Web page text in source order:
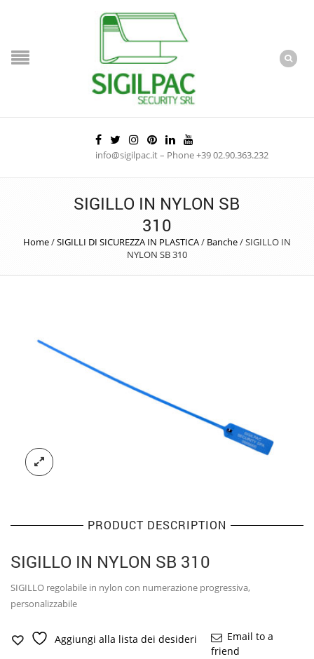
info@sigilpac.it – Phone +39 02.90.363.232
SIGILLO IN NYLON SB
310
Home/SIGILLI DI SICUREZZA IN PLASTICA/ Banche/SIGILLO IN
NYLON SB 310
PRODUCT DESCRIPTION
SIGILLO IN NYLON SB 310
SIGILLO regolabile in nylon con numerazione progressiva,
personalizzabile
Aggiungi alla lista dei desideri
Email to a
friend